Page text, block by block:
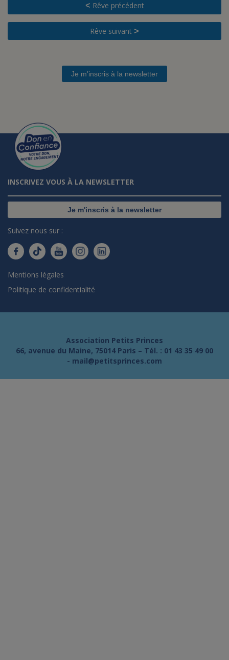
< Rêve précédent
Rêve suivant >
Je m'inscris à la newsletter
INSCRIVEZ VOUS À LA NEWSLETTER
Je m'inscris à la newsletter
Suivez nous sur :
Mentions légales
Politique de confidentialité
Association Petits Princes
66, avenue du Maine, 75014 Paris – Tél. : 01 43 35 49 00
- mail@petitsprinces.com